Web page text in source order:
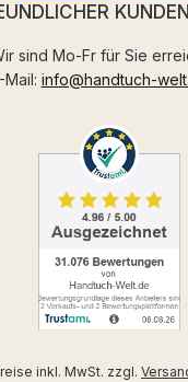
sind Mo-Fr für Sie
Mail: info@handtuch-
inkl. MwSt. zzgl.